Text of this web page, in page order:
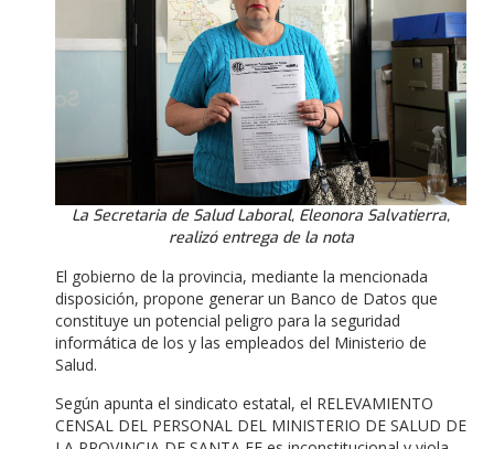
La Secretaria de Salud Laboral, Eleonora Salvatierra,
realizó entrega de la nota
El gobierno de la provincia, mediante la mencionada
disposición, propone generar un Banco de Datos que
constituye un potencial peligro para la seguridad
informática de los y las empleados del Ministerio de
Salud.
Según apunta el sindicato estatal, el RELEVAMIENTO
CENSAL DEL PERSONAL DEL MINISTERIO DE SALUD DE